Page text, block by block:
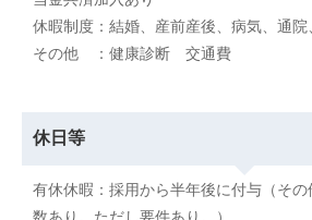
休暇制度：結婚、産前産後、病気、通
その他 ：健康診断 交通費
休日等
有休休暇：採用から半年後に付与（その